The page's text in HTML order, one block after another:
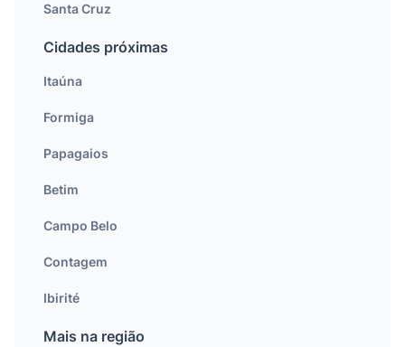
Santa Cruz
Cidades próximas
Itaúna
Formiga
Papagaios
Betim
Campo Belo
Contagem
Ibirité
Mais na região